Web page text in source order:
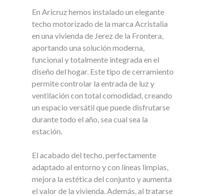
En Aricruz hemos instalado un elegante
techo motorizado de la marca Acristalia
en una vivienda de Jerez de la Frontera,
aportando una solución moderna,
funcional y totalmente integrada en el
diseño del hogar. Este tipo de cerramiento
permite controlar la entrada de luz y
ventilación con total comodidad, creando
un espacio versátil que puede disfrutarse
durante todo el año, sea cual sea la
estación.
El acabado del techo, perfectamente
adaptado al entorno y con líneas limpias,
mejora la estética del conjunto y aumenta
el valor de la vivienda. Además, al tratarse